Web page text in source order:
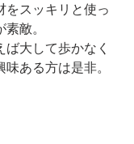
をスッキリと使っ
敵。
大して歩かなく
ある方は是非。